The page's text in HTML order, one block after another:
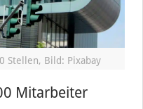
Stellen, Bild: Pixabay
Mitarbeiter